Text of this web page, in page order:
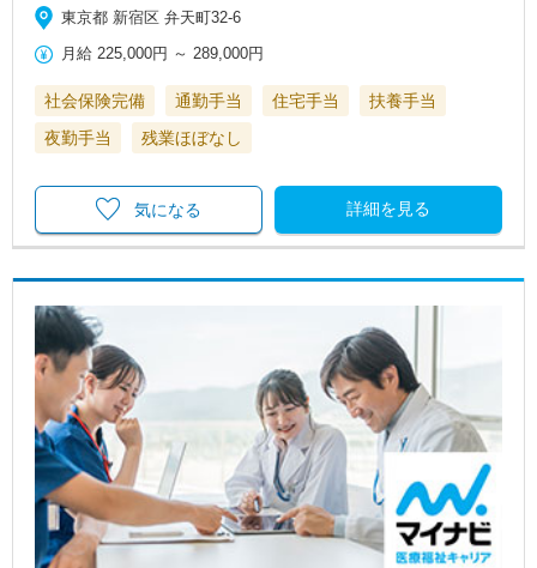
東京都 新宿区 弁天町32-6
月給 225,000円 ～289,000円
社会保険完備 通勤手当 住宅手当
扶養手当
夜勤手当
残業ほぼなし
詳細を見る
気になる